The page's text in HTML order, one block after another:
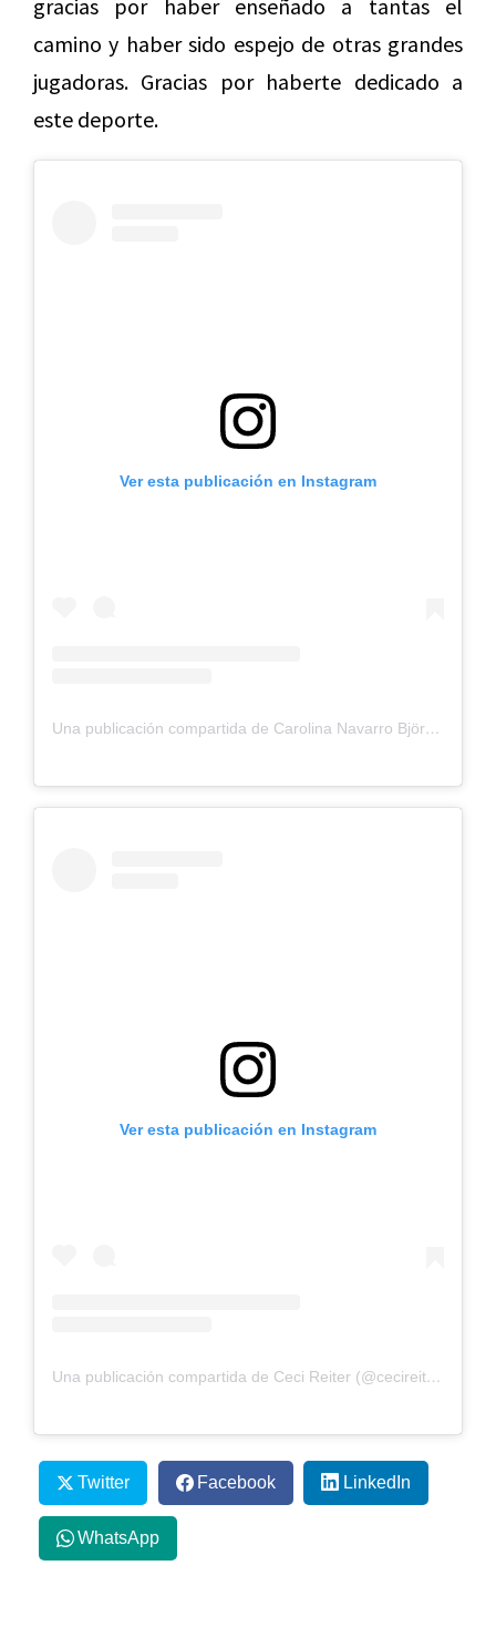
gracias por haber enseñado a tantas el
camino y haber sido espejo de otras grandes
jugadoras. Gracias por haberte dedicado a
este deporte.
Ver esta publicación en Instagram
Una publicación compartida de Carolina Navarro Björk (@navarrocarolina)
Ver esta publicación en Instagram
Una publicación compartida de Ceci Reiter (@cecireiter)
Twitter Facebook LinkedIn
WhatsApp